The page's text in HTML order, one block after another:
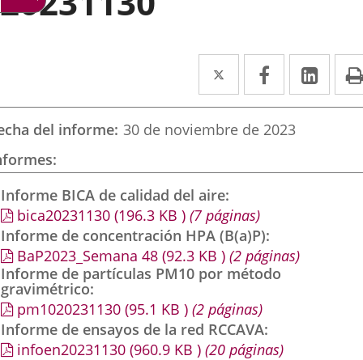
Twitter
Enlace
a
una
externa.
Facebook
Enlace
a
una
externa.
a
del informe 30 de noviembre de 2023
Informe BICA de calidad del aire
bica20231130 (196.3 KB ) (7 páginas)
Informe de concentración HPA (B(a)P)
BaP2023_Semana 48 (92.3 KB ) (2 páginas)
Informe de partículas PM10 por método
gravimétrico
pm1020231130 (95.1 KB ) (2 páginas)
Informe de ensayos de la red RCCAVA
infoen20231130 (960.9 KB ) (20 páginas)